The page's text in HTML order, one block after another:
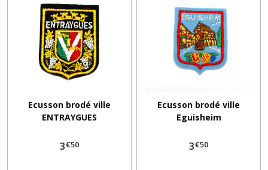
Ecusson brodé ville
ENTRAYGUES
3€50
Ecusson brodé ville
Eguisheim
3€50